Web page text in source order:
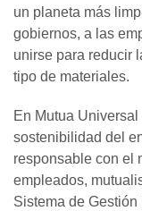
un planeta más
gobiernos, a las
unirse para reducir
tipo de materiales.
En Mutua
sostenibilidad del
responsable con el
empleados,
Sistema de